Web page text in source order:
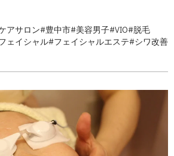
アサロン#豊中市#美容男子#VIO#脱毛
ェイシャル#フェイシャルエステ#シワ改善